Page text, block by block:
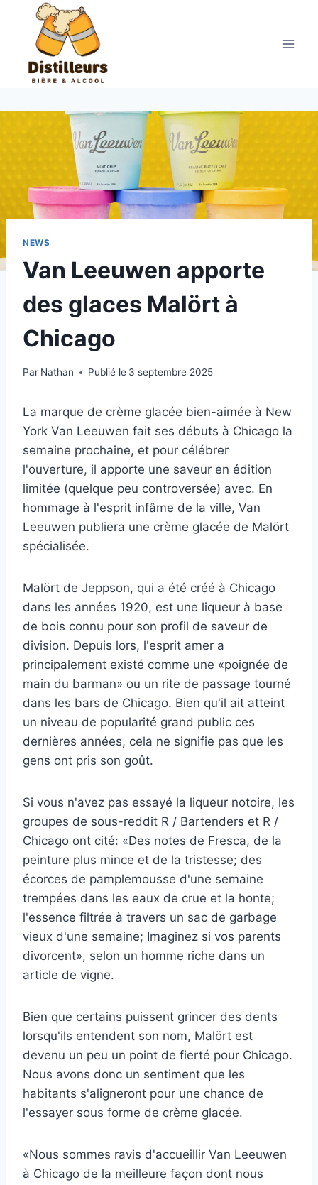
contenu
NEWS
Van Leeuwen apporte
des glaces Malört à
Chicago
Par Nathan Publié le 3 septembre 2025
La marque de crème glacée bien-aimée à New
York Van Leeuwen fait ses débuts à Chicago la
semaine prochaine, et pour célébrer
l'ouverture, il apporte une saveur en édition
limitée (quelque peu controversée) avec. En
hommage à l'esprit infâme de la ville, Van
Leeuwen publiera une crème glacée de Malört
spécialisée.
Malört de Jeppson, qui a été créé à Chicago
dans les années 1920, est une liqueur à base
de bois connu pour son profil de saveur de
division. Depuis lors, l'esprit amer a
principalement existé comme une «poignée de
main du barman» ou un rite de passage tourné
dans les bars de Chicago. Bien qu'il ait atteint
un niveau de popularité grand public ces
dernières années, cela ne signifie pas que les
gens ont pris son goût.
Si vous n'avez pas essayé la liqueur notoire, les
groupes de sous-reddit R / Bartenders et R /
Chicago ont cité: «Des notes de Fresca, de la
peinture plus mince et de la tristesse; des
écorces de pamplemousse d'une semaine
trempées dans les eaux de crue et la honte;
l'essence filtrée à travers un sac de garbage
vieux d'une semaine; Imaginez si vos parents
divorcent», selon un homme riche dans un
article de vigne.
Bien que certains puissent grincer des dents
lorsqu'ils entendent son nom, Malört est
devenu un peu un point de fierté pour Chicago.
Nous avons donc un sentiment que les
habitants s'aligneront pour une chance de
l'essayer sous forme de crème glacée.
«Nous sommes ravis d'accueillir Van Leeuwen
à Chicago de la meilleure façon dont nous